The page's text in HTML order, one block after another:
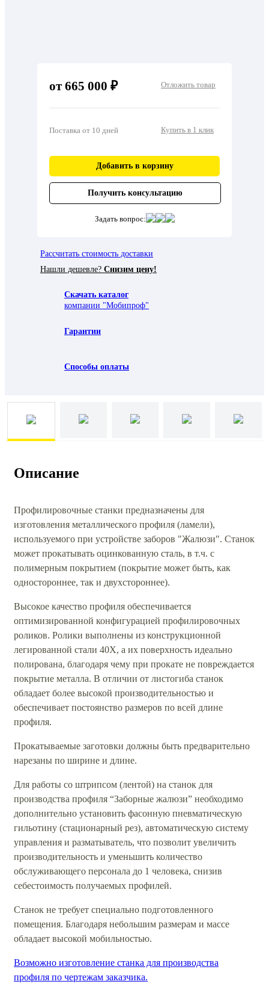
от 665 000 ₽ Отложить товар
Поставка от 10 дней Купить в 1 клик
Добавить в корзину
Получить консультацию
Задать вопрос:
Рассчитать стоимость доставки
Нашли дешевле? Снизим цену!
Скачать каталог
компании "Мобипроф"
Гарантии
Способы оплаты
Описание
Профилировочные станки предназначены для
изготовления металлического профиля (ламели),
используемого при устройстве заборов "Жалюзи". Станок
может прокатывать оцинкованную сталь, в т.ч. с
полимерным покрытием (покрытие может быть, как
одностороннее, так и двухстороннее).
Высокое качество профиля обеспечивается
оптимизированной конфигурацией профилировочных
роликов. Ролики выполнены из конструкционной
легированной стали 40Х, а их поверхность идеально
полирована, благодаря чему при прокате не повреждается
покрытие металла. В отличии от листогиба станок
обладает более высокой производительностью и
обеспечивает постоянство размеров по всей длине
профиля.
Прокатываемые заготовки должны быть предварительно
нарезаны по ширине и длине.
Для работы со штрипсом (лентой) на станок для
производства профиля “Заборные жалюзи” необходимо
дополнительно установить фасонную пневматическую
гильотину (стационарный рез), автоматическую систему
управления и разматыватель, что позволит увеличить
производительность и уменьшить количество
обслуживающего персонала до 1 человека, снизив
себестоимость получаемых профилей.
Станок не требует специально подготовленного
помещения. Благодаря небольшим размерам и массе
обладает высокой мобильностью.
Возможно изготовление станка для производства
профиля по чертежам заказчика.